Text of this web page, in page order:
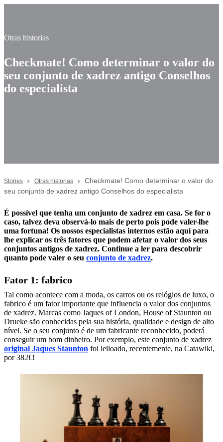
Otras historias
Checkmate! Como determinar o valor do
seu conjunto de xadrez antigo Conselhos
do especialista
Stories Otras historias
Checkmate! Como determinar o valor do
seu conjunto de xadrez antigo Conselhos do especialista
É possível que tenha um conjunto de xadrez em casa. Se for o
caso, talvez deva observá-lo mais de perto pois pode valer-lhe
uma fortuna! Os nossos especialistas internos estão aqui para
lhe explicar os três fatores que podem afetar o valor dos seus
conjuntos antigos de xadrez. Continue a ler para descobrir
quanto pode valer o seu conjunto de xadrez.
Fator 1: fabrico
Tal como acontece com a moda, os carros ou os relógios de luxo, o
fabrico é um fator importante que influencia o valor dos conjuntos
de xadrez. Marcas como Jaques of London, House of Staunton ou
Drueke são conhecidas pela sua história, qualidade e design de alto
nível. Se o seu conjunto é de um fabricante reconhecido, poderá
conseguir um bom dinheiro. Por exemplo, este conjunto de xadrez
original Jaques Staunton foi leiloado, recentemente, na Catawiki,
por 382€!